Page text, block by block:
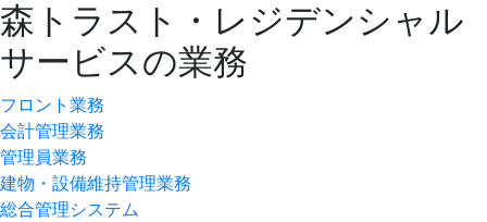
森トラスト・レジデンシャル
サービスの業務
フロント業務
会計管理業務
管理員業務
建物・設備維持管理業務
総合管理システム